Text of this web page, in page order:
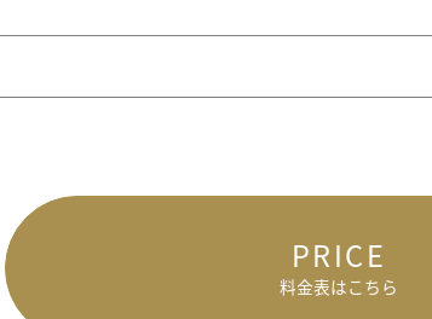
PRICE
料金表はこちら